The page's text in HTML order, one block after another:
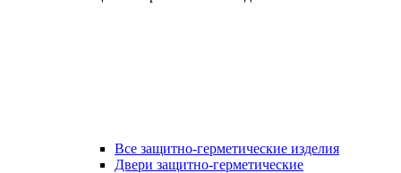
Все защитно-герметические изделия
Двери защитно-герметические